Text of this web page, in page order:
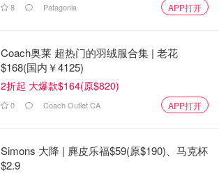
2106
2023年安省计划将其技术移民人数增
加一倍，2025年将达到18,000人的历
史新高！
4092
8 Patagonia APP打开
Coach奥莱 超热门的羽绒服合集 | 老花
$168(国内￥4125)
2折起 大爆款$164(原$820)
0 Coach Outlet CA APP打开
Simons 大降 | 麂皮乐福$59(原$190)、马克杯
$2.9